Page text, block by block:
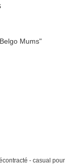
- casual pour